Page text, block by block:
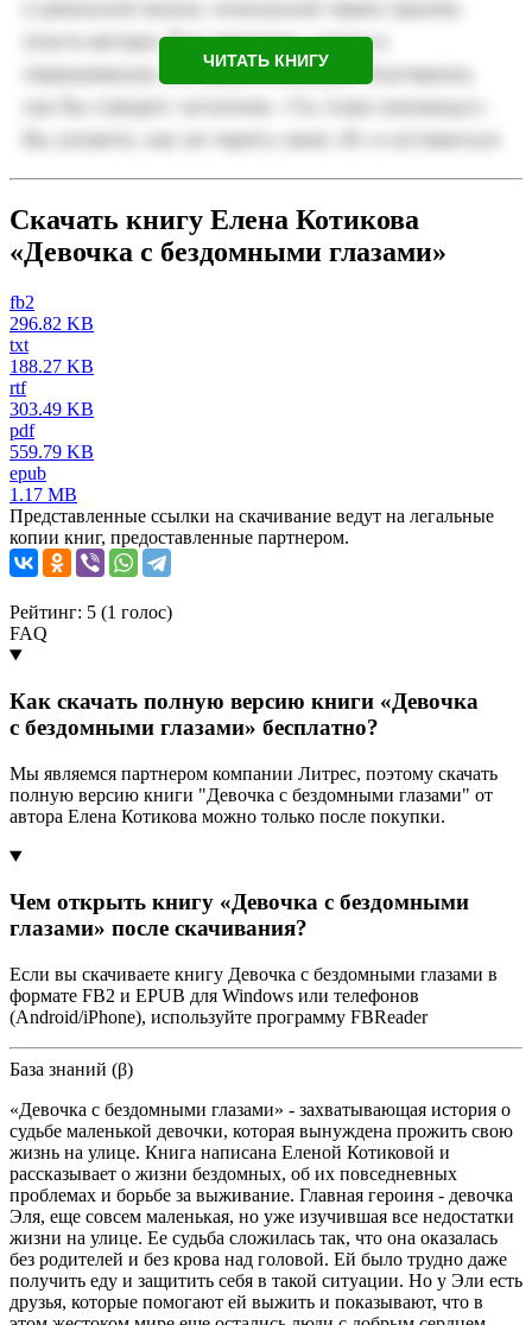
ЧИТАТЬ КНИГУ
Скачать книгу Елена Котикова
«Девочка с бездомными глазами»
fb2
296.82 KB
txt
188.27 KB
rtf
303.49 KB
pdf
559.79 KB
epub
1.17 MB
Представленные ссылки на скачивание ведут на легальные
копии книг, предоставленные партнером.
Рейтинг: 5 (1 голос)
FAQ
Как скачать полную версию книги «Девочка
с бездомными глазами» бесплатно?
Мы являемся партнером компании Литрес, поэтому скачать
полную версию книги "Девочка с бездомными глазами" от
автора Елена Котикова можно только после покупки.
Чем открыть книгу «Девочка с бездомными
глазами» после скачивания?
Если вы скачиваете книгу Девочка с бездомными глазами в
формате FB2 и EPUB для Windows или телефонов
(Android/iPhone), используйте программу FBReader
База знаний (β)
«Девочка с бездомными глазами» - захватывающая история о
судьбе маленькой девочки, которая вынуждена прожить свою
жизнь на улице. Книга написана Еленой Котиковой и
рассказывает о жизни бездомных, об их повседневных
проблемах и борьбе за выживание. Главная героиня - девочка
Эля, еще совсем маленькая, но уже изучившая все недостатки
жизни на улице. Ее судьба сложилась так, что она оказалась
без родителей и без крова над головой. Ей было трудно даже
получить еду и защитить себя в такой ситуации. Но у Эли есть
друзья, которые помогают ей выжить и показывают, что в